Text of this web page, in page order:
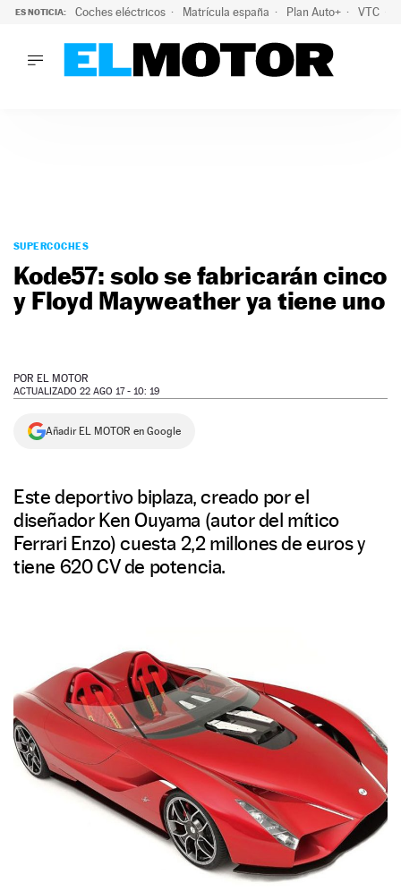
ES NOTICIA: Coches eléctricos Matrícula españa Plan Auto+ VTC
PODCAST
MOTOS
TECNOLOGÍA
SUPERCOCHES
SERVICIOS
NEWSLETTER
SUPERCOCHES
Kode57: solo se fabricarán cinco
y Floyd Mayweather ya tiene uno
POR EL MOTOR
ACTUALIZADO 22 AGO 17 - 10: 19
Añadir EL MOTOR en Google
Este deportivo biplaza, creado por el
diseñador Ken Ouyama (autor del mítico
Ferrari Enzo) cuesta 2,2 millones de euros y
tiene 620 CV de potencia.